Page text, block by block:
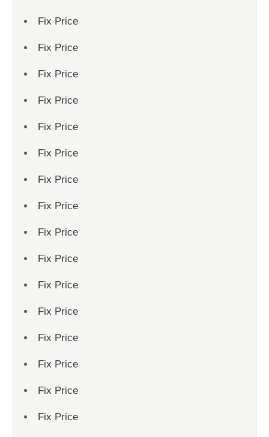
Fix Price
Fix Price
Fix Price
Fix Price
Fix Price
Fix Price
Fix Price
Fix Price
Fix Price
Fix Price
Fix Price
Fix Price
Fix Price
Fix Price
Fix Price
Fix Price